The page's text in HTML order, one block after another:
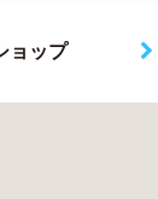
ョップ